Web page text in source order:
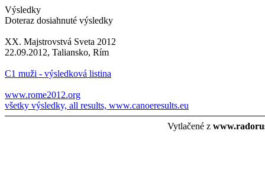
Výsledky
Doteraz dosiahnuté výsledky
XX. Majstrovstvá Sveta 2012
22.09.2012, Taliansko, Rím
C1 muži - výsledková listina
www.rome2012.org
všetky výsledky, all results, www.canoeresults.eu
Vytlačené z